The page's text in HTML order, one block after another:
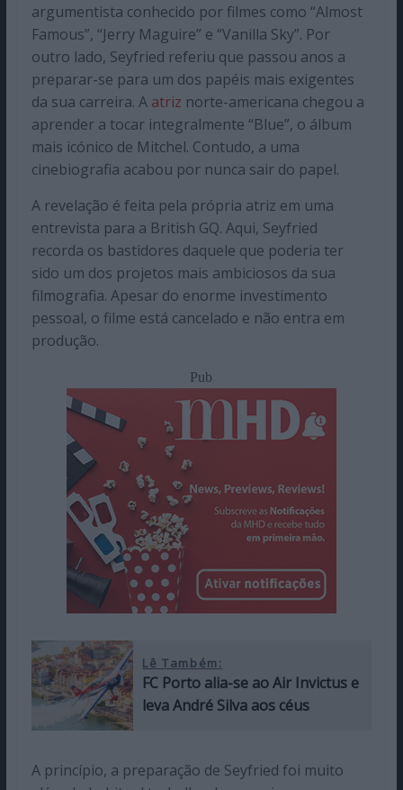
argumentista conhecido por filmes como “Almost
Famous”, “Jerry Maguire” e “Vanilla Sky”. Por
outro lado, Seyfried referiu que passou anos a
preparar-se para um dos papéis mais exigentes
da sua carreira. A atriz norte-americana chegou a
aprender a tocar integralmente “Blue”, o álbum
mais icónico de Mitchel. Contudo, a uma
cinebiografia acabou por nunca sair do papel.
A revelação é feita pela própria atriz em uma
entrevista para a British GQ. Aqui, Seyfried
recorda os bastidores daquele que poderia ter
sido um dos projetos mais ambiciosos da sua
filmografia. Apesar do enorme investimento
pessoal, o filme está cancelado e não entra em
produção.
Pub
Lê Também:
FC Porto alia-se ao Air Invictus e
leva André Silva aos céus
A princípio, a preparação de Seyfried foi muito